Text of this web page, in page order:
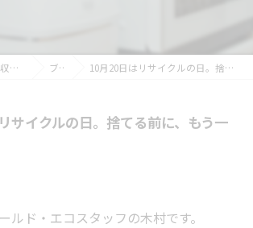
千葉の不用品回収ならワールド・エコ ブログ 10月20日はリサイクルの日。捨てる前に、もう一度見直そう
サイクルの日。捨てる前に、もう一
ルド・エコスタッフの木村です。